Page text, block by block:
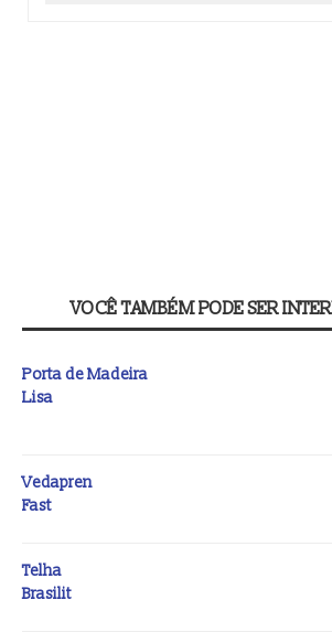
VOCÊ TAMBÉM PODE SER
Porta de Madeira
Lisa
Vedapren
Fast
Telha
Brasilit